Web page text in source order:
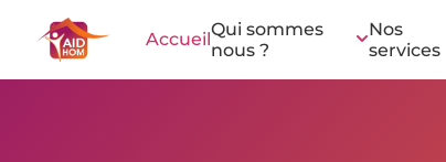
AccueilQui sommes
nous ?
Nos
services